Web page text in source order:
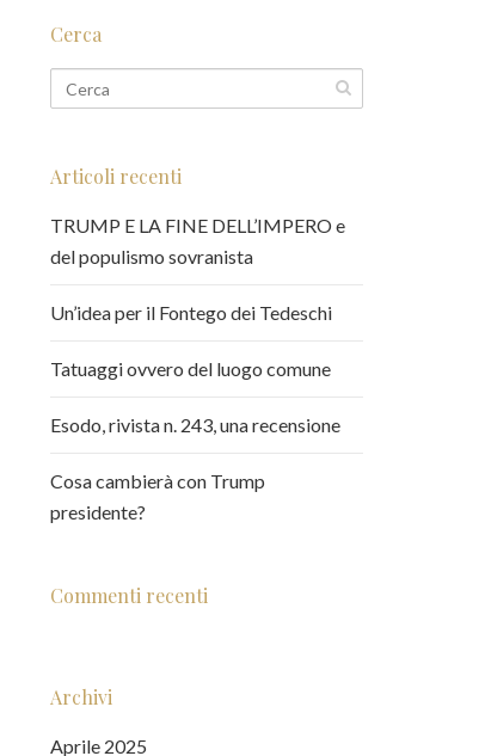
Cerca
Articoli recenti
TRUMP E LA FINE DELL’IMPERO e
del populismo sovranista
Un’idea per il Fontego dei Tedeschi
Tatuaggi ovvero del luogo comune
Esodo, rivista n. 243, una recensione
Cosa cambierà con Trump
presidente?
Commenti recenti
Archivi
Aprile 2025